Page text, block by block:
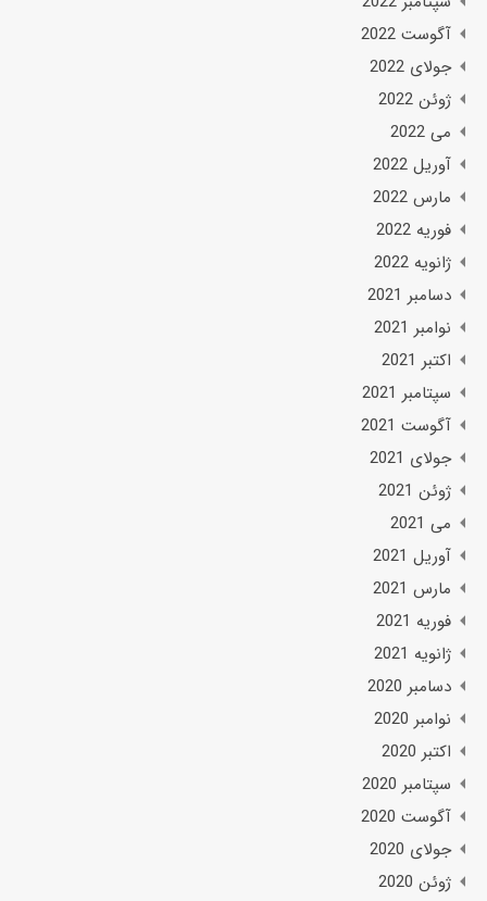
آگوست 2022
جولای 2022
ژوئن 2022
می 2022
آوریل 2022
مارس 2022
فوریه 2022
ژانویه 2022
دسامبر 2021
نوامبر 2021
اکتبر 2021
سپتامبر 2021
آگوست 2021
جولای 2021
ژوئن 2021
می 2021
آوریل 2021
مارس 2021
فوریه 2021
ژانویه 2021
دسامبر 2020
نوامبر 2020
اکتبر 2020
سپتامبر 2020
آگوست 2020
جولای 2020
ژوئن 2020